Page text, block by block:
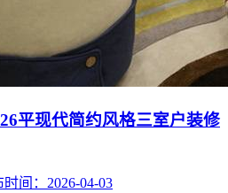
平现代简约风格三室户装修
时间：2026-04-03